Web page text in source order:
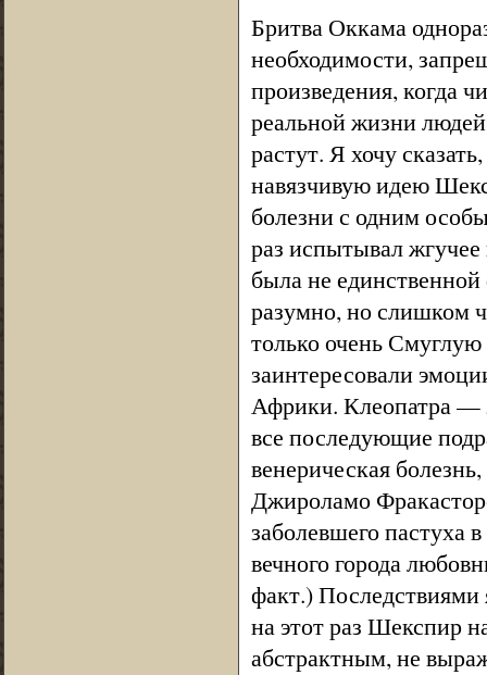
Бритва Оккама
необходимости,
произведения, когда
реальной жизни
растут. Я хочу
навязчивую идею
болезни с одним
раз испытывал
была не
разумно, но слишком
только очень
заинтересовали
Африки. Клеопатра —
все последующие
венерическая
Джироламо
заболевшего пастуха
вечного города
факт.)
на этот раз Шекспир
абстрактным, не